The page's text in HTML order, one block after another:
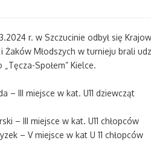
r. w Szczucinie odbył się
Żaków Młodszych w turnieju brali
Społem” Kielce.
– III miejsce w kat. U11 dziewcząt
– III miejsce w kat. U11 chłopców
– V miejsce w kat U 11 chłopców